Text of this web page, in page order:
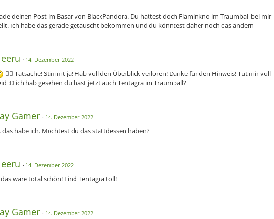
deinen Post im Basar von BlackPandora. Du hattest doch Flaminkno im Traumball bei mir
Ich habe das gerade getauscht bekommen und du könntest daher noch das ändern
14. Dezember 2022
🤦‍♀️ Tatsache! Stimmt ja! Hab voll den Überblick verloren! Danke für den Hinweis! Tut mir voll
:D ich hab gesehen du hast jetzt auch Tentagra im Traumball?
Gamer 14. Dezember 2022
das habe ich. Möchtest du das stattdessen haben?
14. Dezember 2022
das wäre total schön! Find Tentagra toll!
Gamer 14. Dezember 2022